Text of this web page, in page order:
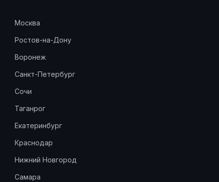
Москва
Ростов-на-Дону
Воронеж
Санкт-Петербург
Сочи
Таганрог
Екатеринбург
Краснодар
Нижний Новгород
Самара